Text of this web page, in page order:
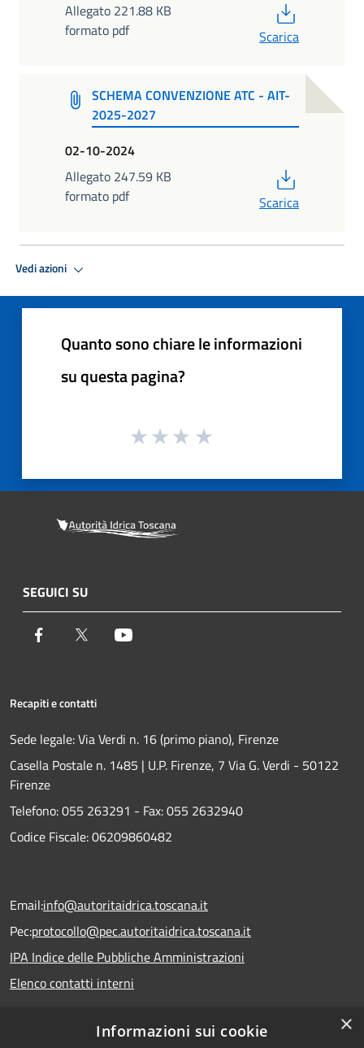
Allegato 221.88 KB
formato pdf
Scarica
SCHEMA CONVENZIONE ATC - AIT-
2025-2027
02-10-2024
Allegato 247.59 KB
formato pdf
Scarica
Vedi azioni
Quanto sono chiare le informazioni
su questa pagina?
SEGUICI SU
Facebook Twitter
Recapiti e contatti
Sede legale: Via Verdi n. 16 (primo piano), Firenze
Casella Postale n. 1485 | U.P. Firenze, 7 Via G. Verdi - 50122
Firenze
Telefono:055 263291 - Fax:055 2632940
Codice Fiscale: 06209860482
Email:info@autoritaidrica.toscana.it
Pec:protocollo@pec.autoritaidrica.toscana.it
IPA Indice delle Pubbliche Amministrazioni
Elenco contatti interni
×
Informazioni sui cookie